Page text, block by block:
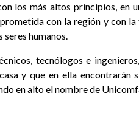
los más altos principios, en
con la región y con
humanos.
tecnólogos e
y que en ella encontrarán
en alto el nombre de